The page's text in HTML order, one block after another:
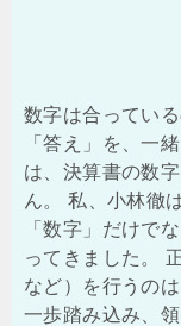
数字は合ってい
「答え」を、一
は、決算書の数
ん。 私、小林徹
「数字」だけで
ってきました。
など）を行うの
一歩踏み込み、